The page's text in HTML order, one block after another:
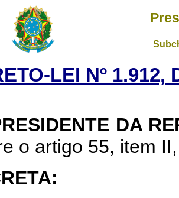
LEI Nº 1.912,
DA
o artigo 55, item